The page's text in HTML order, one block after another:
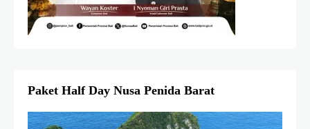
Paket Half Day Nusa Penida Barat